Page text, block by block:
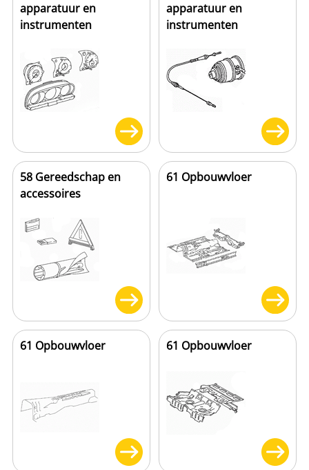
apparatuur en
instrumenten
apparatuur en
instrumenten
58 Gereedschap en
accessoires
61 Opbouwvloer
61 Opbouwvloer 61 Opbouwvloer